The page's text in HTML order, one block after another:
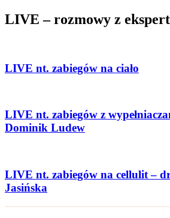
LIVE – rozmowy z
LIVE nt. zabiegów na ciało
LIVE nt. zabiegów z
Dominik Ludew
LIVE nt. zabiegów na cellulit –
Jasińska